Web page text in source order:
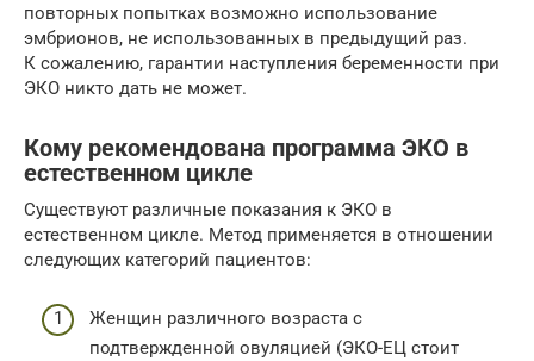
повторных попытках возможно использование
эмбрионов, не использованных в предыдущий раз.
К сожалению, гарантии наступления беременности при
ЭКО никто дать не может.
Кому рекомендована программа ЭКО в
естественном цикле
Существуют различные показания к ЭКО в
естественном цикле. Метод применяется в отношении
следующих категорий пациентов:
Женщин различного возраста с
подтвержденной овуляцией (ЭКО-ЕЦ стоит